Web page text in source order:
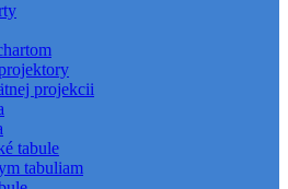
projekcii
tabule
tabuliam